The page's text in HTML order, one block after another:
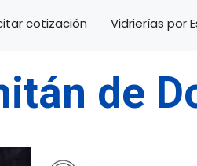
cotización Vidrierías por
de